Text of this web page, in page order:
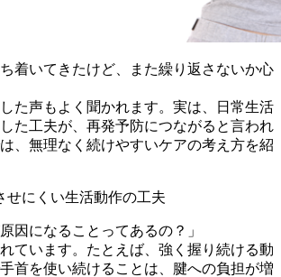
ち着いてきたけど、また繰り返さないか心
た声もよく聞かれます。実は、日常生活
た工夫が、再発予防につながると言われ
、無理なく続けやすいケアの考え方を紹
せにくい生活動作の工夫
因になることってあるの？」
ています。たとえば、強く握り続ける動
首を使い続けることは、腱への負担が増